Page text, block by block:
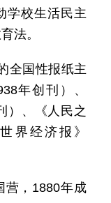
学校生活民主
法。
全国性报纸主
年创刊）、
）、《人民之
界经济报》
营，1880年成